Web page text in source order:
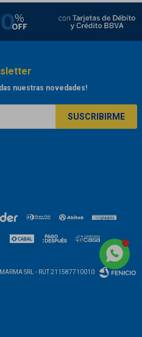
nuestras novedades!
SUSCRIBIRME
SRL - RUT 211587710010